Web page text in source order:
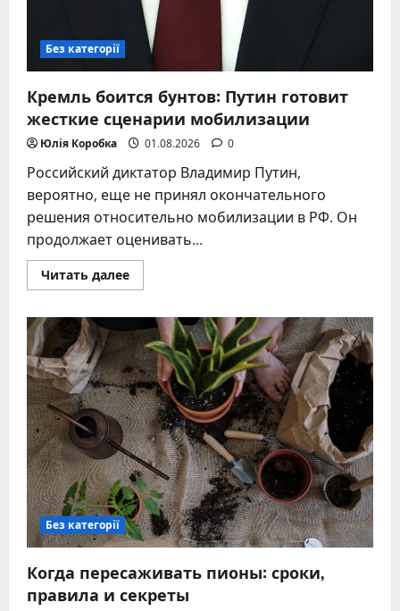
Без категорії
Кремль боится бунтов: Путин готовит
жесткие сценарии мобилизации
Юлія Коробка 01.08.2026 0
Российский диктатор Владимир Путин,
вероятно, еще не принял окончательного
решения относительно мобилизации в РФ. Он
продолжает оценивать...
Читать далееПрочитать
больше
боится
бунтов:
Путин
готовит
жесткие
сценарии
мобилизации
Без категорії
Когда пересаживать пионы: сроки,
правила и секреты